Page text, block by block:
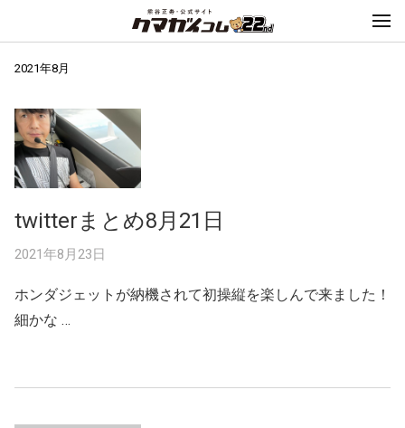
2021年8月
twitterまとめ8月21日
2021年8月23日
ホンダジェットが納機されて初操縦を楽しんで来ました！
細かな …